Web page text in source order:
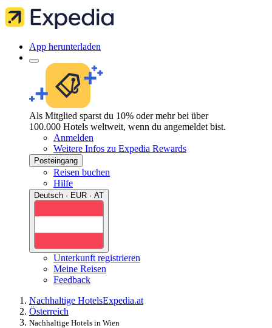
App herunterladen
Als Mitglied sparst du 10% oder mehr bei über
100.000 Hotels weltweit, wenn du angemeldet bist.
Anmelden
Weitere Infos zu Expedia Rewards
Posteingang
Reisen buchen
Hilfe
Deutsch · EUR · AT
Unterkunft registrieren
Meine Reisen
Feedback
Nachhaltige HotelsExpedia.at
Österreich
Nachhaltige Hotels in Wien